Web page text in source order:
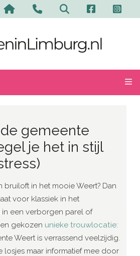
gemeente
je het in stijl
bruiloft in het mooie Weert? Dan
voor klassiek in het
in een verborgen parel of
gekozen unieke trouwlocatie:
Weert is verrassend veelzijdig.
losjes maar informatief mee door